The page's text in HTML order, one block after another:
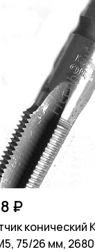
₽
конический
75/26 мм,